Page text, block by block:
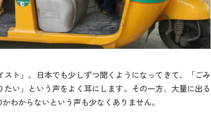
ト」。日本でも少しずつ聞くようになってきて、「ごみ
い」という声をよく耳にします。その一方、大量に出る
わからないという声も少なくありません。